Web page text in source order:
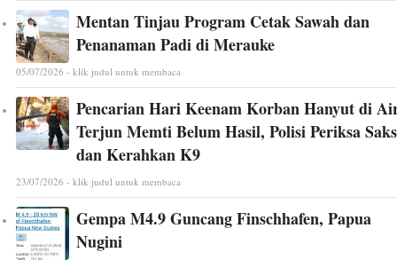
Mentan Tinjau Program Cetak Sawah dan
Penanaman Padi di Merauke
05/07/2026 - klik judul untuk membaca
Pencarian Hari Keenam Korban Hanyut di
Terjun Memti Belum Hasil, Polisi Periksa
dan Kerahkan K9
23/07/2026 - klik judul untuk membaca
Gempa M4.9 Guncang Finschhafen, Papua
Nugini